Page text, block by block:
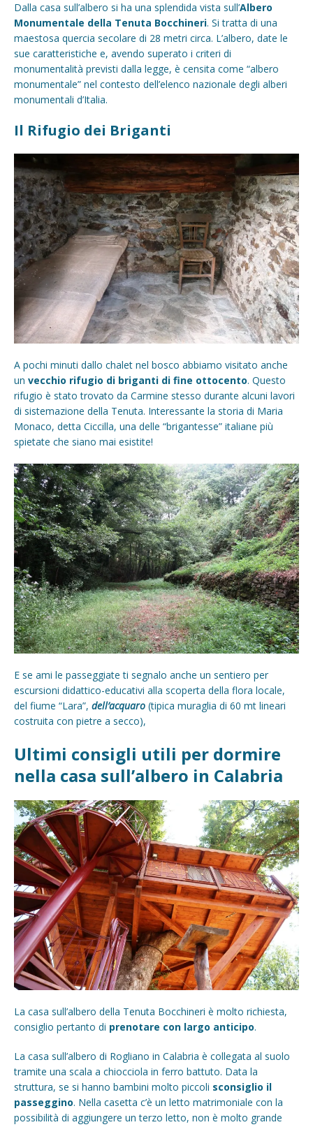
Dalla casa sull’albero si ha una splendida vista sull’Albero
Monumentale della Tenuta Bocchineri. Si tratta di una
maestosa quercia secolare di 28 metri circa. L’albero, date le
sue caratteristiche e, avendo superato i criteri di
monumentalità previsti dalla legge, è censita come “albero
monumentale” nel contesto dell’elenco nazionale degli alberi
monumentali d’Italia.
Il Rifugio dei Briganti
A pochi minuti dallo chalet nel bosco abbiamo visitato anche
un vecchio rifugio di briganti di fine ottocento. Questo
rifugio è stato trovato da Carmine stesso durante alcuni lavori
di sistemazione della Tenuta. Interessante la storia di Maria
Monaco, detta Ciccilla, una delle “brigantesse” italiane più
spietate che siano mai esistite!
E se ami le passeggiate ti segnalo anche un sentiero per
escursioni didattico-educativi alla scoperta della flora locale,
del fiume “Lara”, dell’acquaro (tipica muraglia di 60 mt lineari
costruita con pietre a secco),
Ultimi consigli utili per dormire
nella casa sull’albero in Calabria
La casa sull’albero della Tenuta Bocchineri è molto richiesta,
consiglio pertanto di prenotare con largo anticipo.
La casa sull’albero di Rogliano in Calabria è collegata al suolo
tramite una scala a chiocciola in ferro battuto. Data la
struttura, se si hanno bambini molto piccoli sconsiglio il
passeggino. Nella casetta c’è un letto matrimoniale con la
possibilità di aggiungere un terzo letto, non è molto grande